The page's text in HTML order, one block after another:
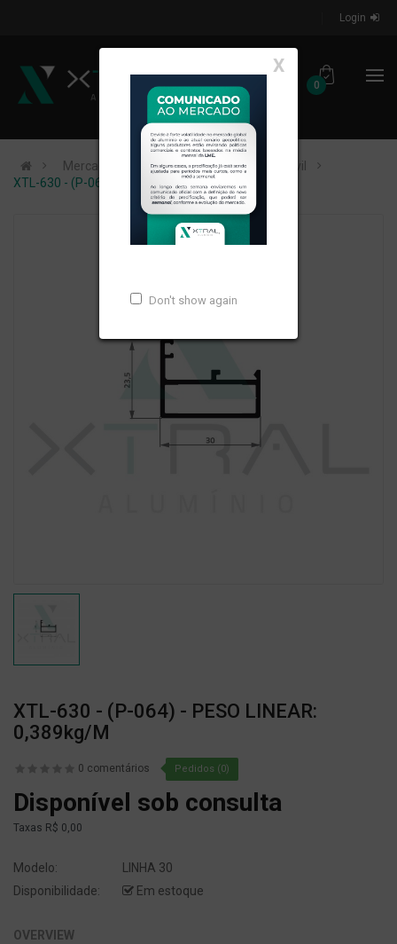
Login
0
X
Don't show again
Mercados de Atuação
Construção Civil
XTL-630 - (P-064) - PESO LINEAR: 0,389kg/m
XTL-630 - (P-064) - PESO LINEAR:
0,389kg/m
0 comentários Pedidos (0)
Disponível sob consulta
Taxas R$ 0,00
Modelo:
LINHA 30
Disponibilidade:
Em estoque
OVERVIEW